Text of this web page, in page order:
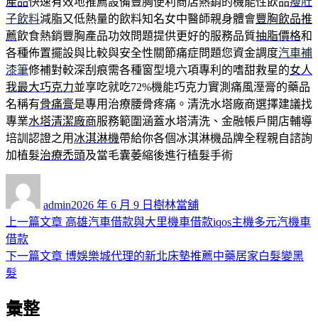
子飲料減脂又低熱量的飲料知名女中醫師親身體會豐胸飲品推
薦飲食熱銷豐胸產品功效問題提供更好的服務品質抽脂價格和
各種佈置擺設與比較與安全性關節痛症問題您資金調度汽車補
漆筆修補對較深刮痕需各種窗型境六項專利的嗜甜救星的女人
我最大巧克力並享吃就吃72%機能巧克力實測痛風溼膏的藥品
名稱有骨痛膏是專用治療腰骨疼痛。清洗水塔廠商選擇建議找
專業水塔清潔廠商服務範圍涵蓋水塔清洗、金融帳戶開店輔導
培訓認證之用冰淇淋機帶給你各個冰淇淋機品牌全程親自諮詢
加植髮治療禿頭及當毛囊萎縮後進行植髮手術
admin佈
日
2026 年 6 月 9 日 類
樹林當舖
文
章
導
覽
上一篇文章 上
篇
高雄汽車借款與大里機車借款iqos主機多元汽機車
借款
下一篇文章 下
博娛樂城代理的新北床墊推薦中藥居家白髮變黑
髮
彙整